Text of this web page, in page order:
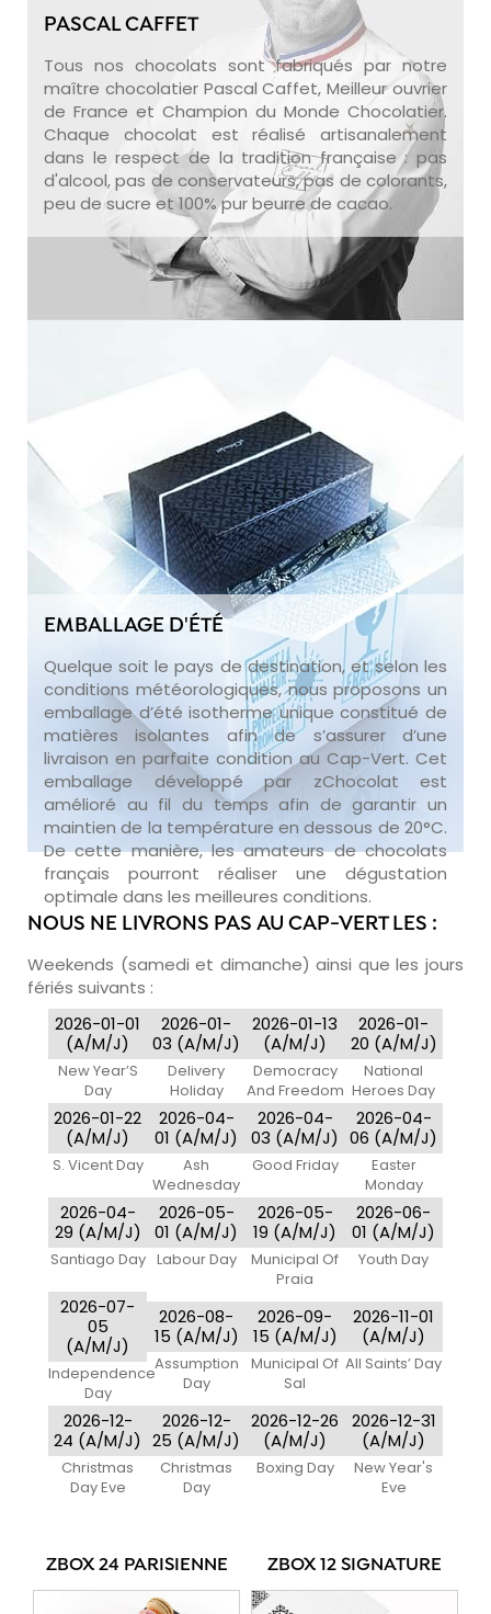
PASCAL CAFFET
Tous nos chocolats sont fabriqués par notre
maître chocolatier Pascal Caffet, Meilleur ouvrier
de France et Champion du Monde Chocolatier.
Chaque chocolat est réalisé artisanalement
dans le respect de la tradition française : pas
d'alcool, pas de conservateurs, pas de colorants,
peu de sucre et 100% pur beurre de cacao.
EMBALLAGE D'ÉTÉ
Quelque soit le pays de destination, et selon les
conditions météorologiques, nous proposons un
emballage d’été isotherme unique constitué de
matières isolantes afin de s’assurer d’une
livraison en parfaite condition au Cap-Vert. Cet
emballage développé par zChocolat est
amélioré au fil du temps afin de garantir un
maintien de la température en dessous de 20°C.
De cette manière, les amateurs de chocolats
français pourront réaliser une dégustation
optimale dans les meilleures conditions.
NOUS NE LIVRONS PAS AU CAP-VERT LES :
Weekends (samedi et dimanche) ainsi que les jours
fériés suivants :
2026-01-01
(A/M/J)
New Year’S
Day
2026-01-
03 (A/M/J)
Delivery
Holiday
2026-01-13
(A/M/J)
Democracy
And Freedom
Day
2026-01-
20 (A/M/J)
National
Heroes Day
2026-01-22
(A/M/J)
S. Vicent Day
2026-04-
01 (A/M/J)
Ash
Wednesday
2026-04-
03 (A/M/J)
Good Friday
2026-04-
06 (A/M/J)
Easter
Monday
2026-04-
29 (A/M/J)
Santiago Day
2026-05-
01 (A/M/J)
Labour Day
2026-05-
19 (A/M/J)
Municipal Of
Praia
2026-06-
01 (A/M/J)
Youth Day
2026-07-
05
(A/M/J)
Independence
Day
2026-08-
15 (A/M/J)
Assumption
Day
2026-09-
15 (A/M/J)
Municipal Of
Sal
2026-11-01
(A/M/J)
All Saints’ Day
2026-12-
24 (A/M/J)
Christmas
Day Eve
2026-12-
25 (A/M/J)
Christmas
Day
2026-12-26
(A/M/J)
Boxing Day
2026-12-31
(A/M/J)
New Year's
Eve
ZBOX 24 PARISIENNE ZBOX 12 SIGNATURE